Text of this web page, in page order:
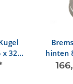
x 32
hinten